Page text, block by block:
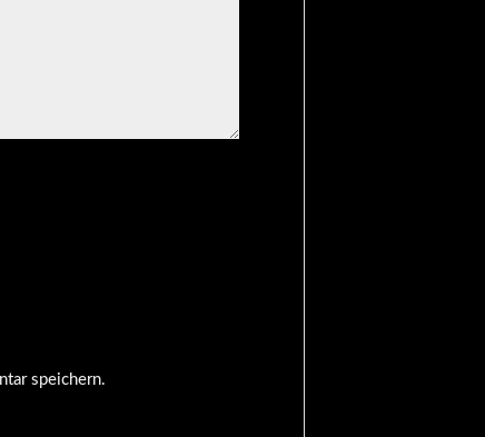
speichern.